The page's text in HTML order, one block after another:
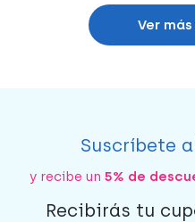
Ver
Suscríbete
y recibe un 5% de
Recibirás tu